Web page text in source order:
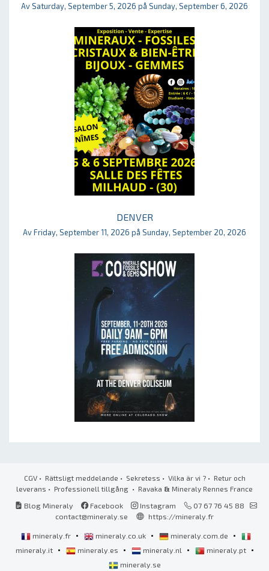
Av Saturday, September 5, 2026 på Sunday, September 6, 2026
DENVER
Av Friday, September 11, 2026 på Sunday, September 20, 2026
CGV• Rättsligt meddelande • Sekretess • Vilka är vi ?• Retur och
leverans • Professionell tillgång • Ravaka & Mineraly Rennes France
Blog Mineraly
Facebook Instagram
07 67 76 45 88
contact@mineraly.se
https://mineraly.fr
mineraly.fr • mineraly.co.uk • mineraly.com.de •
mineraly.it • mineraly.es • mineraly.nl • mineraly.pt •
mineraly.se